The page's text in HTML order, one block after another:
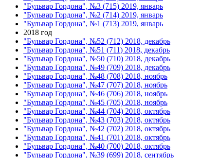
"Бульвар Гордона", №3 (715) 2019, январь
"Бульвар Гордона", №2 (714) 2019, январь
"Бульвар Гордона", №1 (713) 2019, январь
2018 год
"Бульвар Гордона", №52 (712) 2018, декабрь
"Бульвар Гордона", №51 (711) 2018, декабрь
"Бульвар Гордона", №50 (710) 2018, декабрь
"Бульвар Гордона", №49 (709) 2018, декабрь
"Бульвар Гордона", №48 (708) 2018, ноябрь
"Бульвар Гордона", №47 (707) 2018, ноябрь
"Бульвар Гордона", №46 (706) 2018, ноябрь
"Бульвар Гордона", №45 (705) 2018, ноябрь
"Бульвар Гордона", №44 (704) 2018, октябрь
"Бульвар Гордона", №43 (703) 2018, октябрь
"Бульвар Гордона", №42 (702) 2018, октябрь
"Бульвар Гордона", №41 (701) 2018, октябрь
"Бульвар Гордона", №40 (700) 2018, октябрь
"Бульвар Гордона", №39 (699) 2018, сентябрь